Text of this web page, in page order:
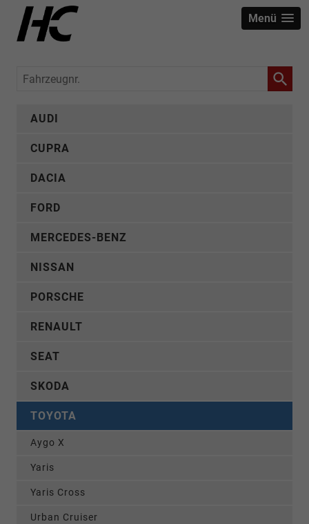
Menü
Fahrzeugnr.
AUDI
CUPRA
DACIA
FORD
MERCEDES-BENZ
NISSAN
PORSCHE
RENAULT
SEAT
SKODA
TOYOTA
Aygo X
Yaris
Yaris Cross
Urban Cruiser